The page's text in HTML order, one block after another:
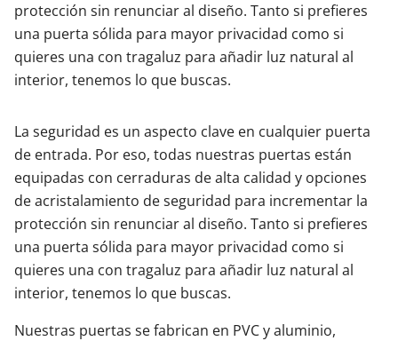
protección sin renunciar al diseño. Tanto si prefieres
una puerta sólida para mayor privacidad como si
quieres una con tragaluz para añadir luz natural al
interior, tenemos lo que buscas.
La seguridad es un aspecto clave en cualquier puerta
de entrada. Por eso, todas nuestras puertas están
equipadas con cerraduras de alta calidad y opciones
de acristalamiento de seguridad para incrementar la
protección sin renunciar al diseño. Tanto si prefieres
una puerta sólida para mayor privacidad como si
quieres una con tragaluz para añadir luz natural al
interior, tenemos lo que buscas.
Nuestras puertas se fabrican en PVC y aluminio,